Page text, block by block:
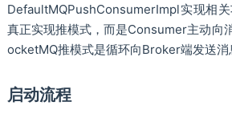
DefaultMQPushConsumerImpl实现相
真正实现推模式，而是Consumer主动向
ocketMQ推模式是循环向Broker端发送消
启动流程